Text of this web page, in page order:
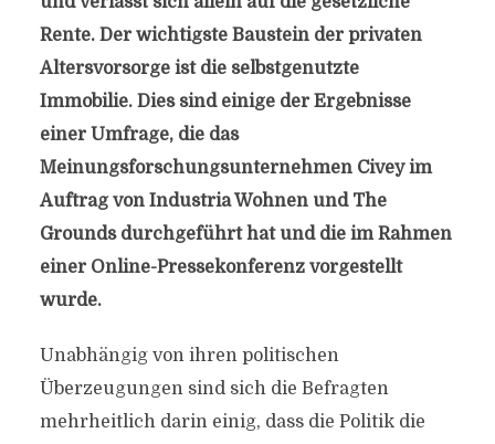
Rente. Der wichtigste Baustein der privaten
Altersvorsorge ist die selbstgenutzte
Immobilie. Dies sind einige der Ergebnisse
einer Umfrage, die das
Meinungsforschungsunternehmen Civey im
Auftrag von Industria Wohnen und The
Grounds durchgeführt hat und die im Rahmen
einer Online-Pressekonferenz vorgestellt
wurde.
Unabhängig von ihren politischen
Überzeugungen sind sich die Befragten
mehrheitlich darin einig, dass die Politik die